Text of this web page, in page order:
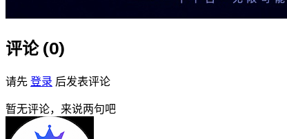
评论 (0)
请先 登录 后发表评论
暂无评论，来说两句吧